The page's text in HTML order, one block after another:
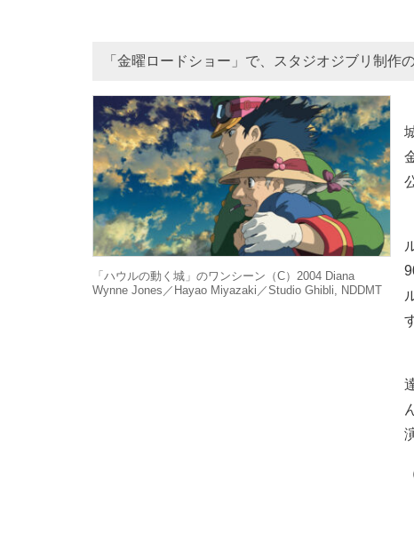
「金曜ロードショー」で、スタジオジブリ制作
「ハウルの動く城」のワンシーン（C）2004 Diana
Wynne Jones／Hayao Miyazaki／Studio Ghibli, NDDMT